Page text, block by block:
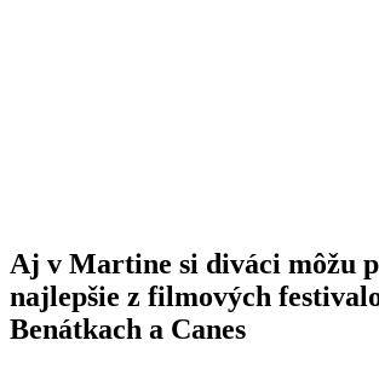
Aj v Martine si diváci môžu
najlepšie z filmových
Benátkach a Canes